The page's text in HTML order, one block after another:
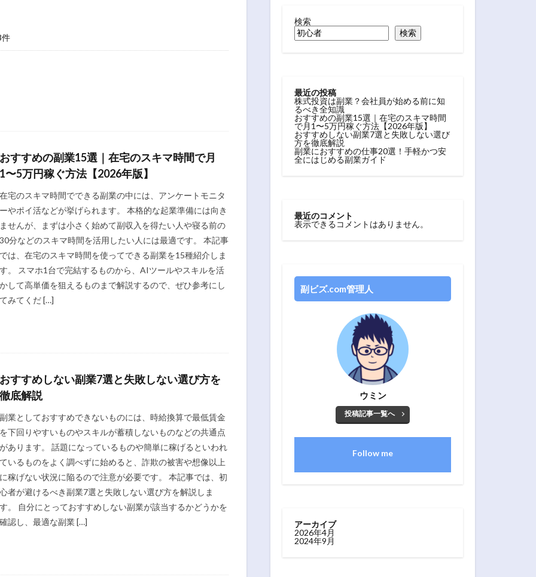
件
おすすめの副業15選｜在宅のスキマ時間で月
1〜5万円稼ぐ方法【2026年版】
在宅のスキマ時間でできる副業の中には、アンケートモニタ
ーやポイ活などが挙げられます。 本格的な起業準備には向き
ませんが、まずは小さく始めて副収入を得たい人や寝る前の
30分などのスキマ時間を活用したい人には最適です。 本記事
では、在宅のスキマ時間を使ってできる副業を15種紹介しま
す。 スマホ1台で完結するものから、AIツールやスキルを活
かして高単価を狙えるものまで解説するので、ぜひ参考にし
てみてくだ […]
おすすめしない副業7選と失敗しない選び方を
徹底解説
副業としておすすめできないものには、時給換算で最低賃金
を下回りやすいものやスキルが蓄積しないものなどの共通点
があります。 話題になっているものや簡単に稼げるといわれ
ているものをよく調べずに始めると、詐欺の被害や想像以上
に稼げない状況に陥るので注意が必要です。 本記事では、初
心者が避けるべき副業7選と失敗しない選び方を解説しま
す。 自分にとっておすすめしない副業が該当するかどうかを
確認し、最適な副業 […]
検索
検索
最近の投稿
株式投資は副業？会社員が始める前に知
るべき全知識
おすすめの副業15選｜在宅のスキマ時間
で月1〜5万円稼ぐ方法【2026年版】
おすすめしない副業7選と失敗しない選び
方を徹底解説
副業におすすめの仕事20選！手軽かつ安
全にはじめる副業ガイド
最近のコメント
表示できるコメントはありません。
副ビズ.com管理人
ウミン
投稿記事一覧へ
Follow me
アーカイブ
2026年4月
2024年9月